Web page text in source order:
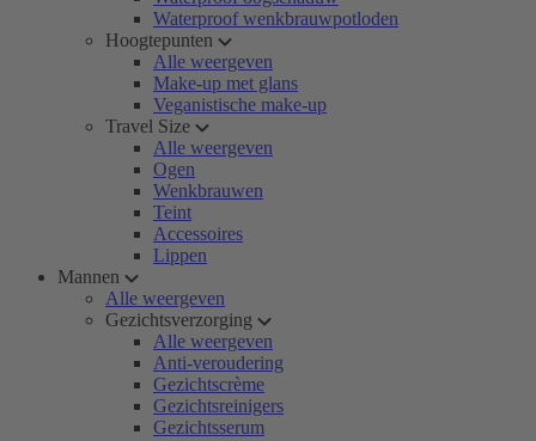
Waterproof wenkbrauwpotloden
Hoogtepunten
Alle weergeven
Make-up met glans
Veganistische make-up
Travel Size
Alle weergeven
Ogen
Wenkbrauwen
Teint
Accessoires
Lippen
Mannen
Alle weergeven
Gezichtsverzorging
Alle weergeven
Anti-veroudering
Gezichtscrème
Gezichtsreinigers
Gezichtsserum